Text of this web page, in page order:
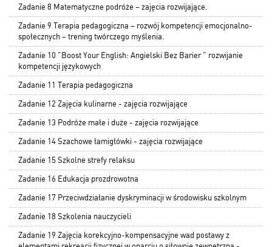
Zadanie 8 Matematyczne podróże – zajęcia rozwijające.
Zadanie 9 Terapia pedagogiczna – rozwój kompetencji emocjonalno-
społecznych – trening twórczego myślenia.
Zadanie 10 "Boost Your English: Angielski Bez Barier " rozwijanie
kompetencji językowych
Zadanie 11 Terapia pedagogiczna
Zadanie 12 Zajęcia kulinarne - zajęcia rozwijające
Zadanie 13 Podróże małe i duże - zajęcia rozwijające
Zadanie 14 Szachowe łamigłówki - zajęcia rozwijające
Zadanie 15 Szkolne strefy relaksu
Zadanie 16 Edukacja prozdrowotna
Zadanie 17 Przeciwdziałanie dyskryminacji w środowisku szkolnym
Zadanie 18 Szkolenia nauczycieli
Zadanie 19 Zajęcia korekcyjno-kompensacyjne wad postawy z